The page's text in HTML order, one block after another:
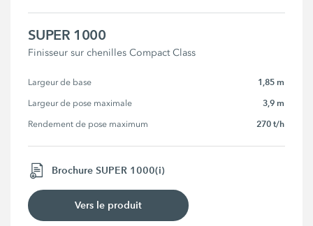
SUPER 1000
Finisseur sur chenilles Compact Class
Largeur de base 1,85 m
Largeur de pose maximale 3,9 m
Rendement de pose maximum 270 t/h
Brochure SUPER 1000(i)
Vers le produit